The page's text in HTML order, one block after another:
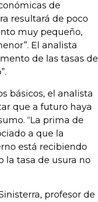
de
resultará de poco
muy pequeño,
El analista
de las tasas de
básicos, el analista
que a futuro haya
“La prima de
a que la
está recibiendo
la tasa de usura no
profesor de